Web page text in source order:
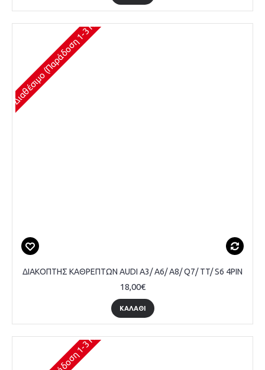
Διαθέσιμο (Παράδοση 1-3 Ημέρες)
ΔΙΑΚΟΠΤΗΣ ΚΑΘΡΕΠΤΩΝ AUDI A3/ A6/ A8/ Q7/ TT/ S6 4PIN
18,00€
ΚΑΛΆΘΙ